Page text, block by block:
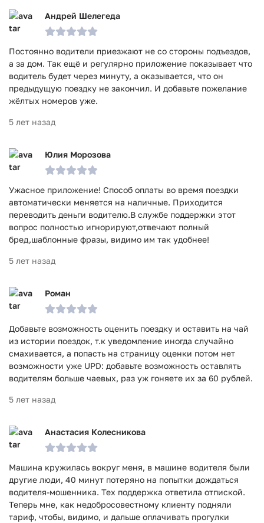
Андрей Шелегеда
Постоянно водители приезжают не со стороны подъездов,
а за дом. Так ещё и регулярно приложение показывает что
водитель будет через минуту, а оказывается, что он
предыдущую поездку не закончил. И добавьте пожелание
жёлтых номеров уже.
5 лет назад
Юлия Морозова
Ужасное приложение! Способ оплаты во время поездки
автоматически меняется на наличные. Приходится
переводить деньги водителю.В службе поддержки этот
вопрос полностью игнорируют,отвечают полный
бред,шаблонные фразы, видимо им так удобнее!
5 лет назад
Роман
Добавьте возможность оценить поездку и оставить на чай
из истории поездок, т.к уведомление иногда случайно
смахивается, а попасть на страницу оценки потом нет
возможности уже UPD: добавьте возможность оставлять
водителям больше чаевых, раз уж гоняете их за 60 рублей.
5 лет назад
Анастасия Колесникова
Машина кружилась вокруг меня, в машине водителя были
другие люди, 40 минут потеряно на попытки дождаться
водителя-мошенника. Тех поддержка ответила отпиской.
Теперь мне, как недобросовестному клиенту подняли
тариф, чтобы, видимо, и дальше оплачивать прогулки